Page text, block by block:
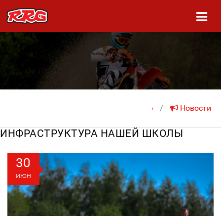
На главную / Новости
ИНФРАСТРУКТУРА НАШЕЙ ШКОЛЫ
30
июн